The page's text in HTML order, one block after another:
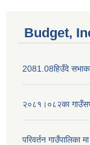
Budget,
2081.08हिउँदे
२०८१।०८२का
परिवर्तन